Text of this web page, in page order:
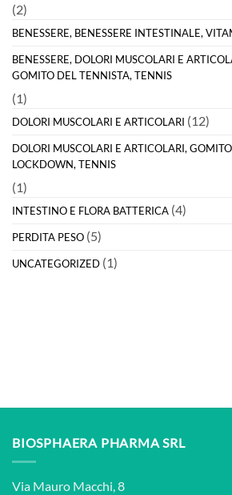
(2)
BENESSERE, BENESSERE INTESTINALE,
BENESSERE, DOLORI MUSCOLARI E
GOMITO DEL TENNISTA, TENNIS
(1)
DOLORI MUSCOLARI E ARTICOLARI (12)
DOLORI MUSCOLARI E ARTICOLARI,
LOCKDOWN, TENNIS
(1)
INTESTINO E FLORA BATTERICA (4)
PERDITA PESO (5)
UNCATEGORIZED (1)
BIOSPHAERA PHARMA SRL
Via Mauro Macchi, 8